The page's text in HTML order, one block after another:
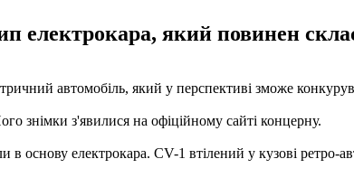
електрокара, який повинен
автомобіль, який у перспективі зможе
знімки з'явилися на офіційному сайті концерну.
в основу електрокара. CV-1 втілений у кузові ретро-